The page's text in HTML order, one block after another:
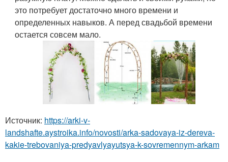
это потребует достаточно много времени и
определенных навыков. А перед свадьбой времени
остается совсем мало.
Источник: https://arki-v-
landshafte.aystroika.info/novosti/arka-sadovaya-iz-dereva-
kakie-trebovaniya-predyavlyayutsya-k-sovremennym-arkam